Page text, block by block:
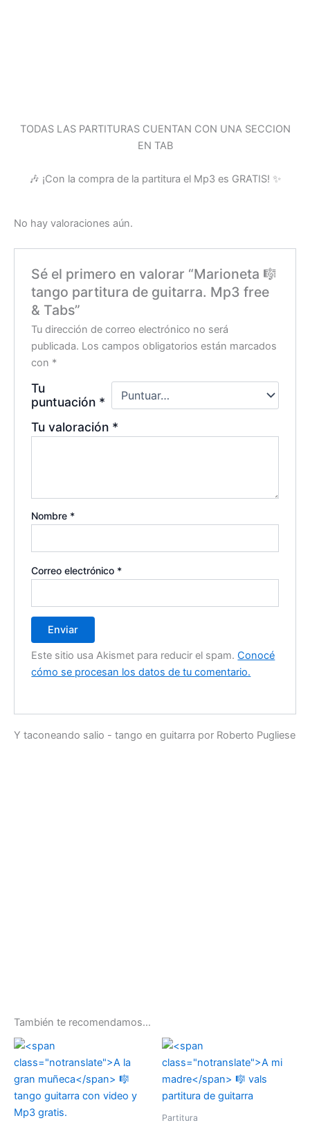
TODAS LAS PARTITURAS CUENTAN CON UNA SECCION
EN TAB
🎶 ¡Con la compra de la partitura el Mp3 es GRATIS! ✨
No hay valoraciones aún.
Sé el primero en valorar “Marioneta 🎼
tango partitura de guitarra. Mp3 free
& Tabs”
Tu dirección de correo electrónico no será
publicada. Los campos obligatorios están marcados
con *
Tu
puntuación *
Tu valoración *
Nombre *
Correo electrónico *
Este sitio usa Akismet para reducir el spam.Conocé
cómo se procesan los datos de tu comentario.
Y taconeando salio - tango en guitarra por Roberto Pugliese
También te recomendamos…
Partitura